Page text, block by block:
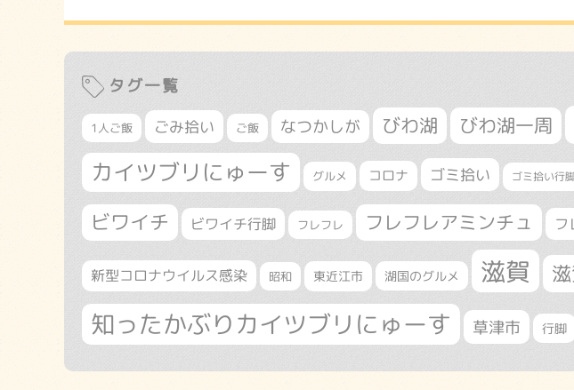
タグ一覧
1人ご飯 ごみ拾い ご飯 なつかしが びわ湖 びわ湖一周
カイツブリにゅーす グルメ コロナ ゴミ拾い ゴミ拾い行
ビワイチ ビワイチ行脚 フレフレ フレフレアミンチュ フ
新型コロナウイルス感染 昭和 東近江市 湖国のグルメ 滋賀
知ったかぶりカイツブリにゅーす 草津市 行脚